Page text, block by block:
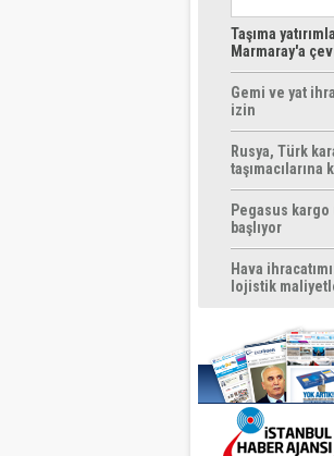
Taşıma
Marmaray'a
Gemi ve yat
izin
Rusya, Türk
taşımacılarına
getirebilir
Pegasus kargo
başlıyor
Hava
lojistik